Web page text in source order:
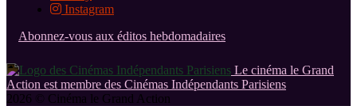
Instagram
Abonnez-vous aux éditos hebdomadaires
Le cinéma le Grand
Action est membre des Cinémas Indépendants Parisiens
2026 © Cinéma le Grand Action